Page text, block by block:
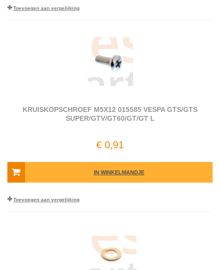
Toevoegen aan vergelijking
KRUISKOPSCHROEF M5X12 015585 VESPA GTS/GTS
SUPER/GTV/GT60/GT/GT L
€ 0,91
IN WINKELMANDJE
Toevoegen aan vergelijking